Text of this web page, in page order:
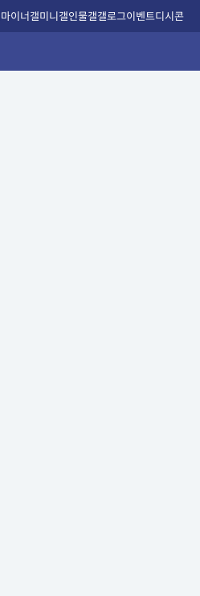
마이너갤미니갤인물갤갤로그이벤트디시콘